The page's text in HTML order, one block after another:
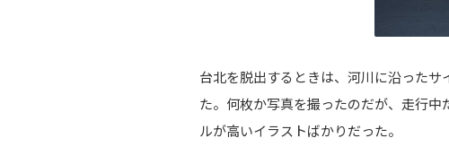
台北を脱出するときは、河川に沿った
た。何枚か写真を撮ったのだが、走行
ルが高いイラストばかりだった。